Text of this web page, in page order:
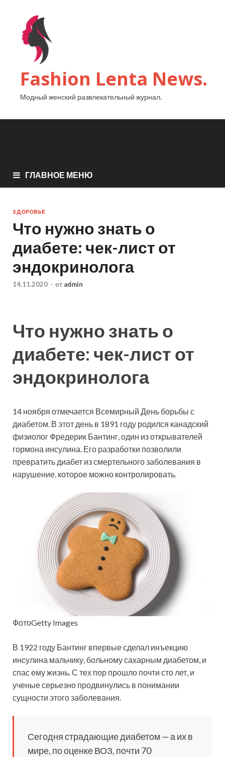
Fashion Lenta News.
Модный женский развлекательный журнал.
ГЛАВНОЕ МЕНЮ
ЗДОРОВЬЕ
Что нужно знать о
диабете: чек-лист от
эндокринолога
14.11.2020 - от admin
Что нужно знать о
диабете: чек-лист от
эндокринолога
14 ноября отмечается Всемирный День борьбы с
диабетом. В этот день в 1891 году родился канадский
физиолог Фредерик Бантинг, один из открывателей
гормона инсулина. Его разработки позволили
превратить диабет изсмертельного заболевания в
нарушение, которое можно контролировать.
ФотоGetty Images
В 1922 году Бантинг впервые сделал инъекцию
инсулина мальчику, больному сахарным диабетом, и
спас ему жизнь. С тех пор прошло почти сто лет, и
ученые серьезно продвинулись в понимании
сущности этого заболевания.
Сегодня страдающие диабетом — а их в
мире, по оценке ВОЗ, почти 70